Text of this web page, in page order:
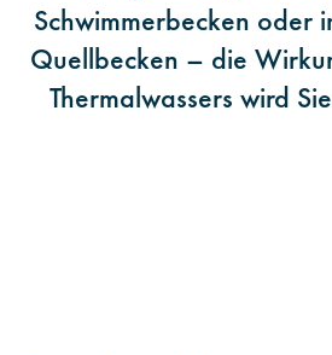
Schwimmerbecken oder
Quellbecken – die
Thermalwassers wird